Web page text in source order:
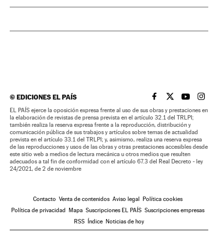
©EDICIONES EL PAÍS EL PAÍS BRASIL EN
EL PAÍSEL PAÍS
EL
EL PAÍS ejerce la oposición expresa frente al uso de sus obras y prestaciones en
la elaboración de revistas de prensa prevista en el artículo 32.1 del TRLPI;
también realiza la reserva expresa frente a la reproducción, distribución y
comunicación pública de sus trabajos y artículos sobre temas de actualidad
prevista en el artículo 33.1 del TRLPI; y, asimismo, realiza una reserva expresa
de las reproducciones y usos de las obras y otras prestaciones accesibles desde
este sitio web a medios de lectura mecánica u otros medios que resulten
adecuados a tal fin de conformidad con el artículo 67.3 del Real Decreto - ley
24/2021, de 2 de noviembre
Contacto Venta de contenidos Aviso legal Política cookies
Política de privacidad Mapa Suscripciones EL PAÍS Suscripciones empresas
RSS Índice Noticias de hoy